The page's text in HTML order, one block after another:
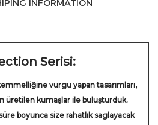
INFORMATION
Serisi:
vurgu yapan tasarımları,
üretilen kumaşlar ile buluşturduk.
boyunca size rahatlık saglayacak